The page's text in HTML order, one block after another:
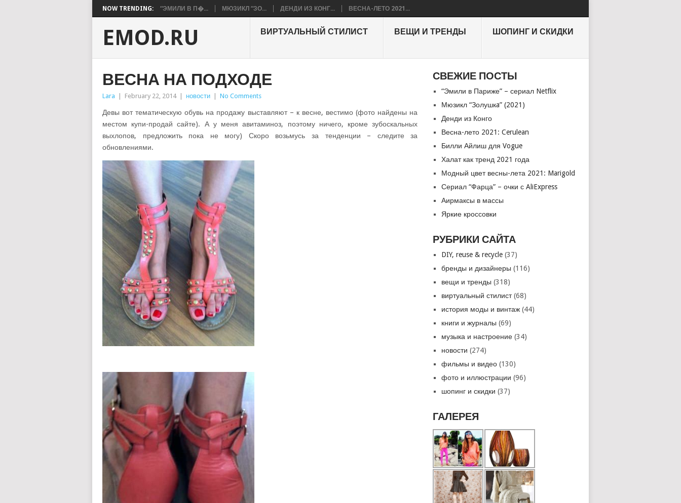
NOW TRENDING: “ЭМИЛИ В П�... МЮЗИКЛ “ЗО... ДЕНДИ ИЗ КОНГ... ВЕСНА-ЛЕТО 2021...
EMOD.RU ВИРТУАЛЬНЫЙ СТИЛИСТ ВЕЩИ И ТРЕНДЫ ШОПИНГ И СКИДКИ
ВЕСНА НА ПОДХОДЕ
Lara February 22, 2014 новости No Comments
Девы вот тематическую обувь на продажу выставляют – к весне, вестимо (фото найдены на
местом купи-продай сайте). А у меня авитаминоз, поэтому ничего, кроме зубоскальных
выхлопов, предложить пока не могу) Скоро возьмусь за тенденции – следите за
обновлениями.
СВЕЖИЕ ПОСТЫ
“Эмили в Париже” – сериал Netflix
Мюзикл “Золушкa” (2021)
Денди из Конго
Весна-лето 2021: Cerulean
Билли Айлиш для Vogue
Халат как тренд 2021 года
Модный цвет весны-лета 2021: Marigold
Сериал “Фарца” – очки с AliExpress
Аирмаксы в массы
Яркие кроссовки
РУБРИКИ САЙТА
DIY, reuse & recycle (37)
бренды и дизайнеры (116)
вещи и тренды (318)
виртуальный стилист(68)
история моды и винтаж (44)
книги и журналы (69)
музыка и настроение (34)
новости (274)
фильмы и видео (130)
фото и иллюстрации (96)
шопинг и скидки (37)
ГАЛЕРЕЯ